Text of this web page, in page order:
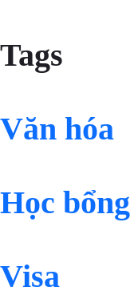
Tags
Văn hóa
Học bổng
Visa